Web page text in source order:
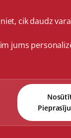
cik daudz
jums